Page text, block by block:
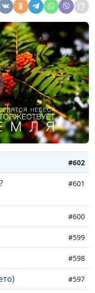
#609
#608
#607
#606
#605
#604
#603
#602
#601
#600
#599
#598
#597